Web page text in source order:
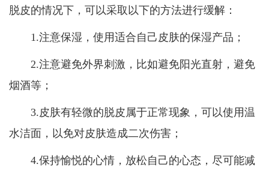
脱皮的情况下，可以采取以下的方法进行缓解：
1.注意保湿，使用适合自己皮肤的保湿产品；
2.注意避免外界刺激，比如避免阳光直射，避免
烟酒等；
3.皮肤有轻微的脱皮属于正常现象，可以使用温
水洁面，以免对皮肤造成二次伤害；
4.保持愉悦的心情，放松自己的心态，尽可能减